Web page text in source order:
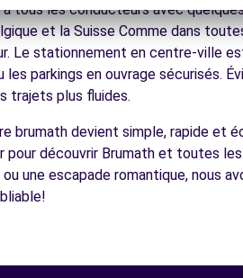
tous les conducteurs avec
et la Suisse Comme dans
Le stationnement en centre-ville
parkings en ouvrage sécurisés.
trajets plus fluides.
brumath devient simple, rapide et
découvrir Brumath et toutes
une escapade romantique, nous